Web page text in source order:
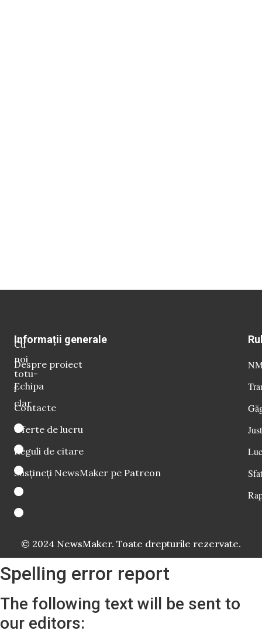
Cu
noi
totu-
i
clar
Informații generale
Despre proiect
Echipa
Contacte
Oferte de lucru
Reguli de citare
Susțineți NewsMaker pe Patreon
© 2024 NewsMaker. Toate drepturile rezervate.
Spelling error report
The following text will be sent to
our editors: